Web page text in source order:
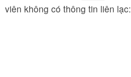
viên không có thông tin liên lạc: